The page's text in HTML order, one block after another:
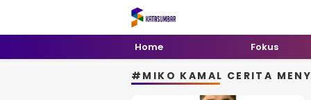
Kata Sumbar
Berita Sumbar Hari Ini
Home Fokus
#MIKO KAMAL CERITA